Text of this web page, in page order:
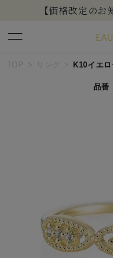
【価格改定の
カテゴリー
TOP リング K10イエ
品番